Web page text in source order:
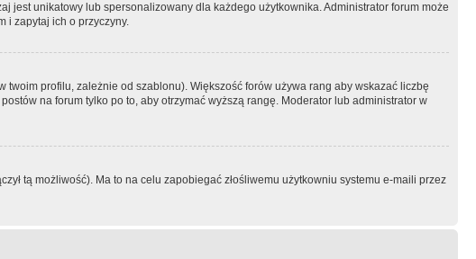
jest unikatowy lub spersonalizowany dla każdego użytkownika. Administrator forum może
i zapytaj ich o przyczyny.
profilu, zależnie od szablonu). Większość forów używa rang aby wskazać liczbę
na forum tylko po to, aby otrzymać wyższą rangę. Moderator lub administrator w
tą możliwość). Ma to na celu zapobiegać złośliwemu użytkowniu systemu e-maili przez